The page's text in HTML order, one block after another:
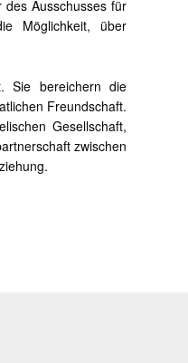
Ausschusses für
Möglichkeit, über
Sie bereichern die
Freundschaft.
Gesellschaft,
zwischen